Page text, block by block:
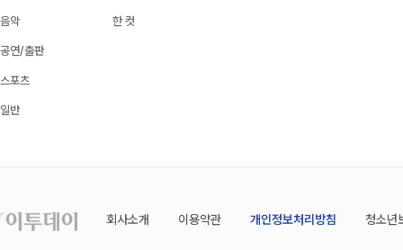
음악
공연/출판
스포츠
일반
한 컷
회사소개 이용약관 개인정보처리방침 청소년